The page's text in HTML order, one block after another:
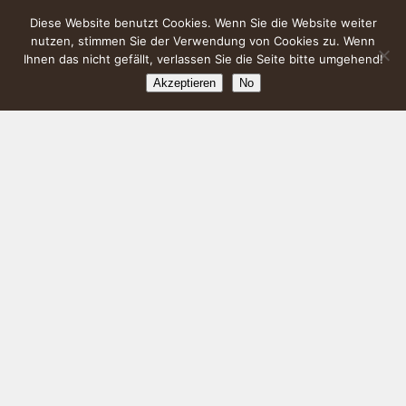
Diese Website benutzt Cookies. Wenn Sie die Website weiter
nutzen, stimmen Sie der Verwendung von Cookies zu. Wenn
Ihnen das nicht gefällt, verlassen Sie die Seite bitte umgehend!
Akzeptieren No